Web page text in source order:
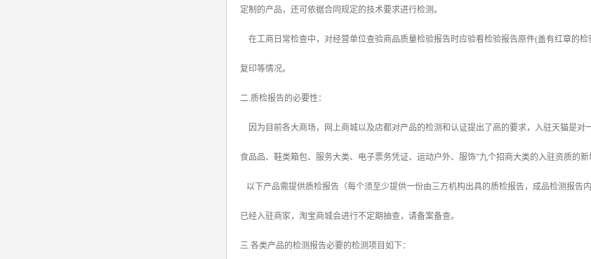
定制的产品，还可依据合同规定的技术要求进行检测。
在工商日常检查中，对经营单位查验商品质量检验报告时应验看检验报告原件(盖有红章的
复印等情况。
二.质检报告的必要性：
因为目前各大商场，网上商城以及店都对产品的检测和认证提出了高的要求，入驻天猫是对
食品品、鞋类箱包、服务大类、电子票务凭证、运动户外、服饰”九个招商大类的入驻资质的新
以下产品需提供质检报告（每个须至少提供一份由三方机构出具的质检报告，成品检测报
已经入驻商家，淘宝商城会进行不定期抽查，请备案备查。
三.各类产品的检测报告必要的检测项目如下：